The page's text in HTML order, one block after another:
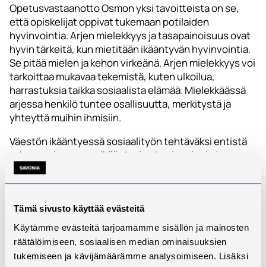
Tämä sivusto käyttää evästeitä
Käytämme evästeitä tarjoamamme sisällön ja mainosten
räätälöimiseen, sosiaalisen median ominaisuuksien
tukemiseen ja kävijämäärämme analysoimiseen. Lisäksi
Opetusvastaanotto Osmon yksi tavoitteista on se,
että opiskelijat oppivat tukemaan potilaiden
hyvinvointia. Arjen mielekkyys ja tasapainoisuus ovat
hyvin tärkeitä, kun mietitään ikääntyvän hyvinvointia.
Se pitää mielen ja kehon virkeänä. Arjen mielekkyys voi
tarkoittaa mukavaa tekemistä, kuten ulkoilua,
harrastuksia taikka sosiaalista elämää. Mielekkäässä
arjessa henkilö tuntee osallisuutta, merkitystä ja
yhteyttä muihin ihmisiin.
Väestön ikääntyessä sosiaalityön tehtäväksi entistä
vahvemmin nousee ikääntyvien hyvinvoinnin ja
mielekkään elämän tukeminen. Rakenteellisessa
sosiaalityössä pyritään tunnistamaan ja muuttamaan
ikääntyvien hyvinvointiin. Sosiaalialan työntekijä
tekee näkyväksi esimerkiksi yksinäisyyden,
palveluiden saavutettavuuden tai köyhyyden kaltaisia
ilmiöitä ja pyrkii edistämään niihin liittyviä muutoksia.